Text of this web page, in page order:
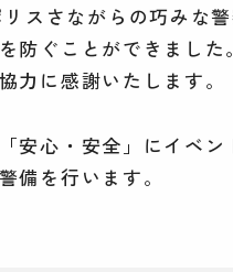
スさながらの巧みな
防ぐことができまし
力に感謝いたします。
安心・安全」にイベ
備を行います。